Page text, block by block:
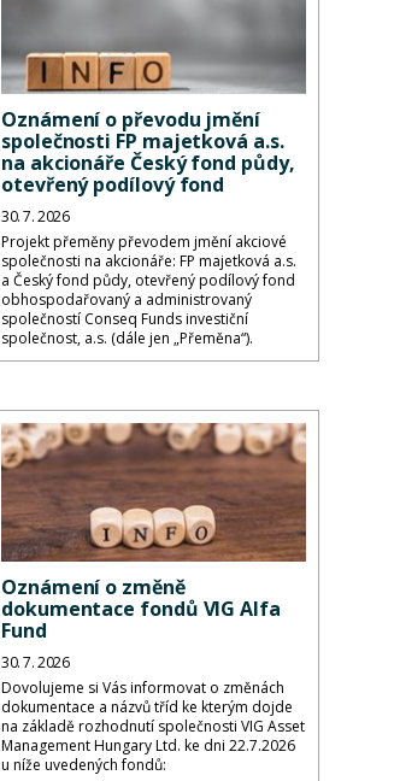
Oznámení o převodu jmění
společnosti FP majetková a.s.
na akcionáře Český fond půdy,
otevřený podílový fond
30. 7. 2026
Projekt přeměny převodem jmění akciové
společnosti na akcionáře: FP majetková a.s.
a Český fond půdy, otevřený podílový fond
obhospodařovaný a administrovaný
společností Conseq Funds investiční
společnost, a.s. (dále jen „Přeměna“).
Oznámení o změně
dokumentace fondů VIG Alfa
Fund
30. 7. 2026
Dovolujeme si Vás informovat o změnách
dokumentace a názvů tříd ke kterým dojde
na základě rozhodnutí společnosti VIG Asset
Management Hungary Ltd. ke dni 22.7.2026
u níže uvedených fondů: